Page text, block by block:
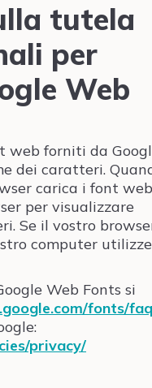
tutela
per
Web
web forniti da
dei caratteri.
carica i font web
per visualizzare
Se il vostro
computer
Web Fonts si
fonts/faq
privacy/